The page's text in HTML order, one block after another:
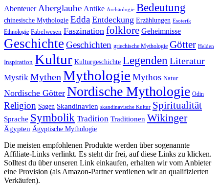
Abenteuer Aberglaube Antike Archäologie Bedeutung
chinesische Mythologie Edda Entdeckung Erzählungen Esoterik
Ethnologie Fabelwesen Faszination folklore Geheimnisse
Geschichte Geschichten griechische Mythologie Götter Helden
Inspiration Kultur Kulturgeschichte Legenden Literatur
Mystik Mythen Mythologie Mythos Natur
Nordische Götter Nordische Mythologie Odin
Religion Sagen Skandinavien skandinavische Kultur Spiritualität
Sprache Symbolik Tradition Traditionen Wikinger
Ägypten Ägyptische Mythologie
Die meisten empfohlenen Produkte werden über sogenannte
Affiliate-Links verlinkt. Es steht dir frei, auf diese Links zu klicken.
Solltest du über unseren Link einkaufen, erhalten wir vom Anbieter
eine Provision (als Amazon-Partner verdienen wir an qualifizierten
Verkäufen).